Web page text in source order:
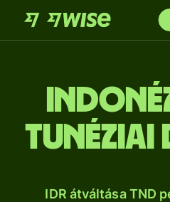
IDR átváltása TND